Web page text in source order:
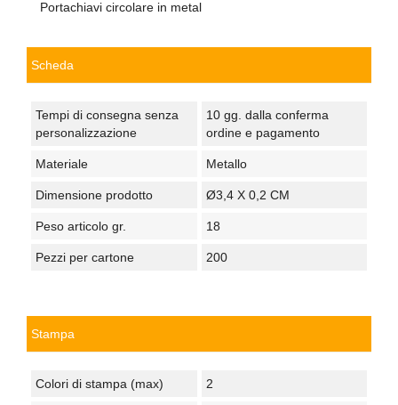
Portachiavi circolare in metal
Scheda
Tempi di consegna senza
personalizzazione
10 gg. dalla conferma
ordine e pagamento
Materiale Metallo
Dimensione prodotto Ø3,4 X 0,2 CM
Peso articolo gr. 18
Pezzi per cartone 200
Stampa
Colori di stampa (max) 2